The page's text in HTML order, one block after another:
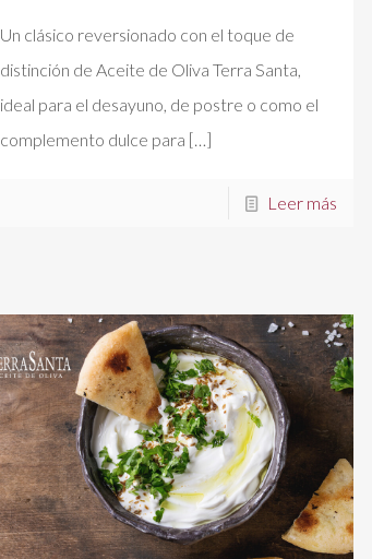
Un clásico reversionado con el toque de
distinción de Aceite de Oliva Terra Santa,
ideal para el desayuno, de postre o como el
complemento dulce para […]
Leer más